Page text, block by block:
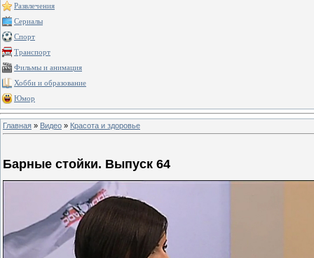
Развлечения
Сериалы
Спорт
Транспорт
Фильмы и анимация
Хобби и образование
Юмор
Главная » Видео » Красота и здоровье
Барные стойки. Выпуск 64